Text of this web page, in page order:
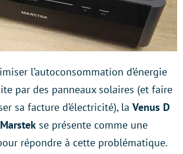
l’autoconsommation d’énergie
par des panneaux solaires (et faire
sa facture d’électricité), la Venus D
se présente comme une
répondre à cette problématique.